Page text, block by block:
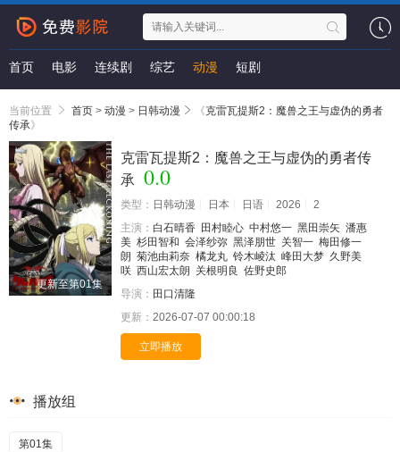
首页 电影 连续剧 综艺 动漫 短剧
当前位置 首页 > 动漫 > 日韩动漫 《克雷瓦提斯2：魔兽之王与虚伪的勇者
传承》
更新至第01集
克雷瓦提斯2：魔兽之王与虚伪的勇者传
承
0.0
类型： 日韩动漫 日本 日语 2026
2
主演： 白石晴香 田村睦心 中村悠一 黑田崇矢 潘惠
美 杉田智和 会泽纱弥 黑泽朋世 关智一 梅田修一
朗 菊池由莉奈 橘龙丸 铃木崚汰 峰田大梦 久野美
咲 西山宏太朗 关根明良 佐野史郎
导演： 田口清隆
更新： 2026-07-07 00:00:18
立即播放
播放组
第01集